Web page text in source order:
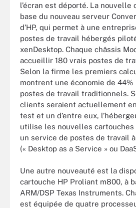
l’écran est déporté. La nouvelle
base du nouveau serveur
d’HP, qui permet à une
postes de travail hébergés
xenDesktop. Chaque châssis
accueillir 180 vrais postes de
Selon la firme les premiers
montrent une économie de 44%
postes de travail traditionnels.
clients seraient actuellement
test et un d’entre eux,
utilise les nouvelles cartouches
un service de postes de travail
(« Desktop as a Service » ou
Une autre nouveauté est la
cartouche HP Proliant m800, à
ARM/DSP Texas Instruments.
est équipée de quatre